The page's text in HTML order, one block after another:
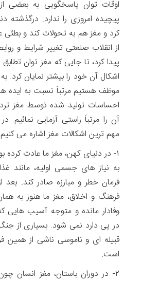
اوقات توان پاسخگویی به بعضی
پیچیده امروزی را ندارد. درگذشته
کرد و مغز هم به تحولات کند و
از انقلاب صنعتی تغییر شرایط و
پیدا کرد، تا جایی که مغز توان
اشکال آن خود را بیشتر نمایان کرد.
موظف هستیم مرتباَ نسبت به ایده
احساسات تولید شده توسط مغز
مهم ترین اشکالات مغز اشاره می
۱- در دنیای کهن، مغز ما عادت کرده
به نیاز های جسمی اولیه، مانند
فرمان خطر و مبارزه صادر کند. بعد
فرهنگ و اخلاق، مغز ما هنوز به
وفادار مانده و متوجه آسیب هایی
در پی دارد نمی شود. بسیاری از
قبیله ای و ناموسی ناشی از همین
است.
۲- در دوران باستان، مغز انسان